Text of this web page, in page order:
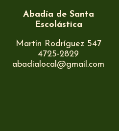
Abadía de Santa
Escolástica
Martín Rodríguez 547
4725-2829
abadialocal@gmail.com